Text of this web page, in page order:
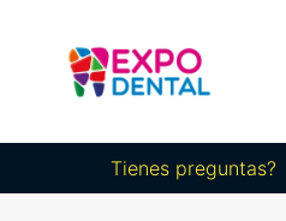
Tienes preguntas?